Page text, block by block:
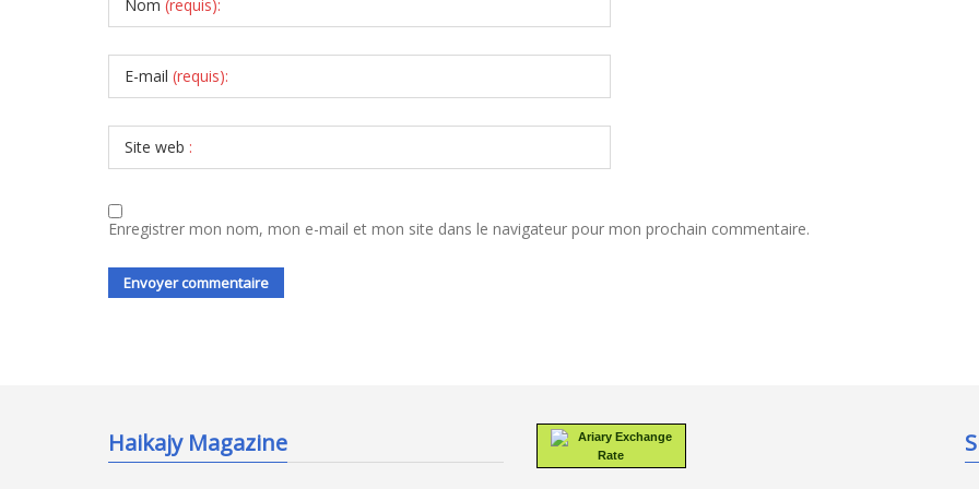
Nom (requis):
E-mail (requis):
Site web :
Enregistrer mon nom, mon e-mail et mon site dans le navigateur pour mon prochain commentaire.
Haikajy Magazine
Ariary Exchange
Rate